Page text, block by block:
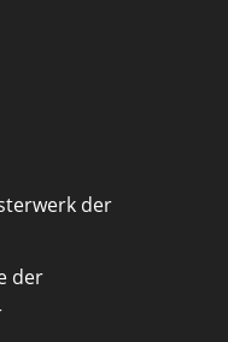
der
der